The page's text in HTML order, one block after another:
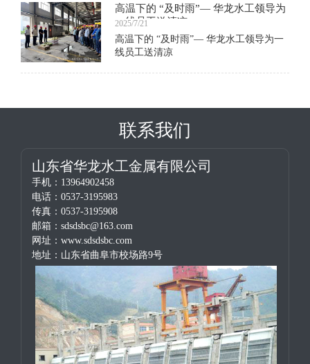
高温下的 “及时雨”— 华龙水工领导为
一线员工送清凉
2025/7/21
高温下的 “及时雨”— 华龙水工领导为一
线员工送清凉
联系我们
山东省华龙水工金属有限公司
手机：13964902458
电话：0537-3195983
传真：0537-3195908
邮箱：sdsdsbc@163.com
网址：www.sdsdsbc.com
地址：山东省曲阜市校场路9号